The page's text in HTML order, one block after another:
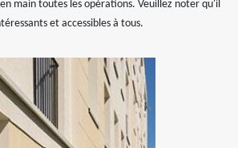
main toutes les opérations. Veuillez noter qu'il
et accessibles à tous.